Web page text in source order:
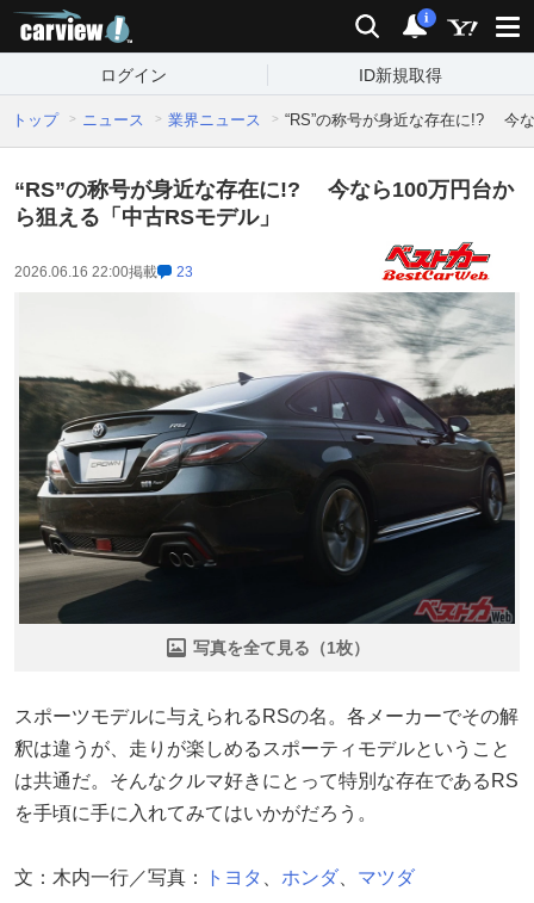
検索 通知
i
ログイン ID新規取得
トップ ニュース 業界ニュース “RS”の称号が身近な存在に!? 今
“RS”の称号が身近な存在に!? 今なら100万円台か
ら狙える「中古RSモデル」
2026.06.16 22:00掲載 23
写真を全て見る（1枚）
スポーツモデルに与えられるRSの名。各メーカーでその解
釈は違うが、走りが楽しめるスポーティモデルということ
は共通だ。そんなクルマ好きにとって特別な存在であるRS
を手頃に手に入れてみてはいかがだろう。
文：木内一行／写真： トヨタ ホンダ マツダ